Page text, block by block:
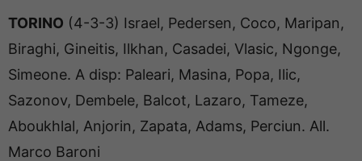
TORINO (4-3-3) Israel, Pedersen, Coco, Maripan,
Biraghi, Gineitis, Ilkhan, Casadei, Vlasic, Ngonge,
Simeone. A disp: Paleari, Masina, Popa, Ilic,
Sazonov, Dembele, Balcot, Lazaro, Tameze,
Aboukhlal, Anjorin, Zapata, Adams, Perciun. All.
Marco Baroni